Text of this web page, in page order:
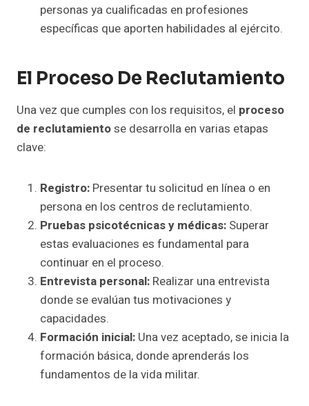
personas ya cualificadas en profesiones
específicas que aporten habilidades al ejército.
El Proceso De Reclutamiento
Una vez que cumples con los requisitos, el proceso
de reclutamientose desarrolla en varias etapas
clave:
Registro: Presentar tu solicitud en línea o en
persona en los centros de reclutamiento.
Pruebas psicotécnicas y médicas: Superar
estas evaluaciones es fundamental para
continuar en el proceso.
Entrevista personal: Realizar una entrevista
donde se evalúan tus motivaciones y
capacidades.
Formación inicial: Una vez aceptado, se inicia la
formación básica, donde aprenderás los
fundamentos de la vida militar.